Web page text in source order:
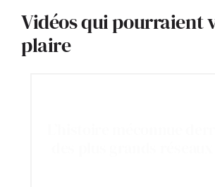
Vidéos qui pourraient
plaire